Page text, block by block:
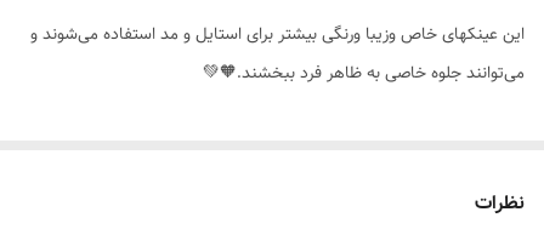
موارد استفاده برای روزانه،استایل،مناسب هدیه دادن
این عینکهای خاص وزیبا ورنگی بیشتر برای استایل و مد استفاده می‌شوند و
می‌توانند جلوه خاصی به ظاهر فرد ببخشند.🧡💚
نظرات